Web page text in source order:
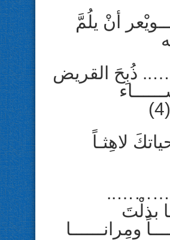
أنْ يلُمَّ
ذُبِحَ القريض
لاهِثـاً
بذلْتَ
ومِرانــــــا